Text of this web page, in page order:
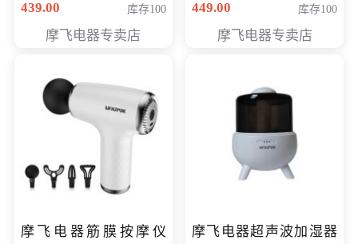
元
439.00 库存100
摩飞电器专卖店
专享价366元
449.00 库存100
摩飞电器专卖店
摩飞电器筋膜按摩仪
摩飞电器超声波加湿器